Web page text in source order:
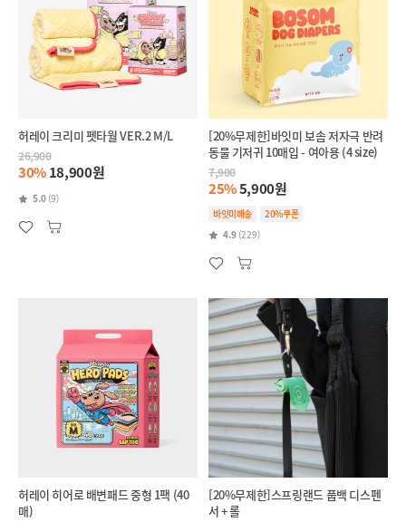
허레이 크리미 펫타월 VER.2 M/L
26,900
30%18,900원
5.0 (9)
[20%무제한]바잇미 보솜 저자극 반려
동물 기저귀 10매입 - 여아용 (4 size)
7,900
25%5,900원
바잇미배송
20%쿠폰
4.9 (229)
허레이 히어로 배변패드 중형 1팩 (40
매)
[20%무제한]스프링랜드 풉백 디스펜
서 + 롤